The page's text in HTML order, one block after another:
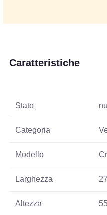
Caratteristiche
Stato
Categoria
Modello
Larghezza
Altezza